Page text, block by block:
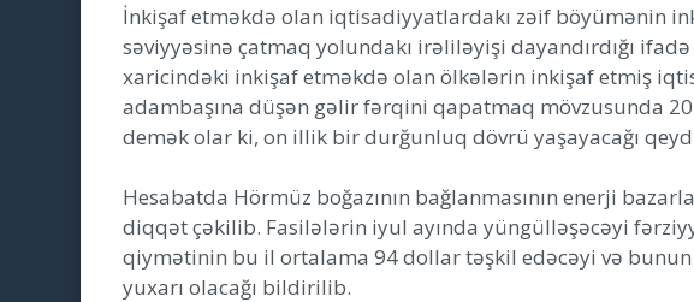
İnkişaf etməkdə olan iqtisadiyyatlardakı zəif böyümənin
səviyyəsinə çatmaq yolundakı irəliləyişi dayandırdığı
xaricindəki inkişaf etməkdə olan ölkələrin inkişaf etmiş
adambaşına düşən gəlir fərqini qapatmaq mövzusunda
demək olar ki, on illik bir durğunluq dövrü yaşayacağı
Hesabatda Hörmüz boğazının bağlanmasının enerji
diqqət çəkilib. Fasilələrin iyul ayında yüngülləşəcəyi
qiymətinin bu il ortalama 94 dollar təşkil edəcəyi və
yuxarı olacağı bildirilib.